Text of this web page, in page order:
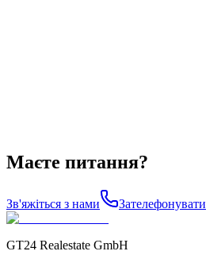
Маєте питання?
Зв'яжіться з нами Зателефонувати
GT24 Realestate GmbH